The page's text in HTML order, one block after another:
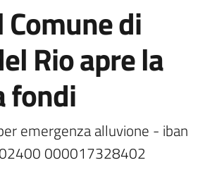
di
Rio apre la
fondi
emergenza alluvione - iban
000017328402